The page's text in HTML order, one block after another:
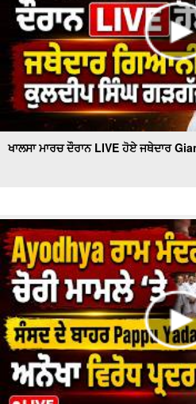
ਖਾਲਸਾ ਮਾਰਚ ਦੌਰਾਨ LIVE ਹੋਏ ਜਥੇਦਾਰ